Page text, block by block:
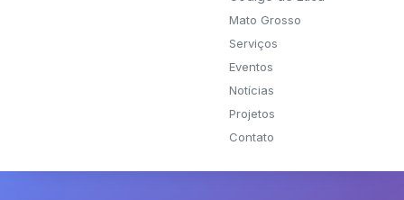
Mato Grosso
Serviços
Eventos
Notícias
Projetos
Contato